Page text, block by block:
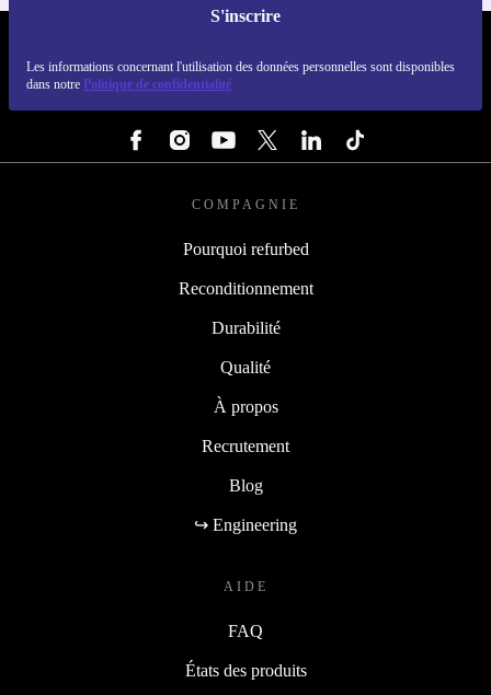
S'inscrire
Les informations concernant l'utilisation des données personnelles sont disponibles
dans notre Politique de confidentialité
COMPAGNIE
Pourquoi refurbed
Reconditionnement
Durabilité
Qualité
À propos
Recrutement
Blog
↪ Engineering
AIDE
FAQ
États des produits